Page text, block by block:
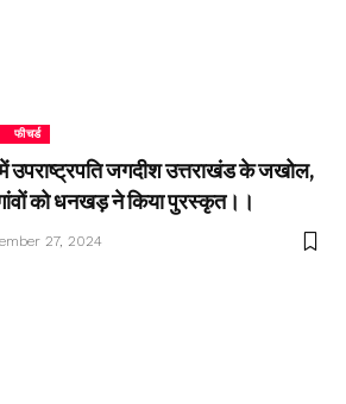
फीचर्ड
में उपराष्ट्रपति जगदीश उत्तराखंड के जखोल,
गांवों को धनखड़ ने किया पुरस्कृत।।
27, 2024